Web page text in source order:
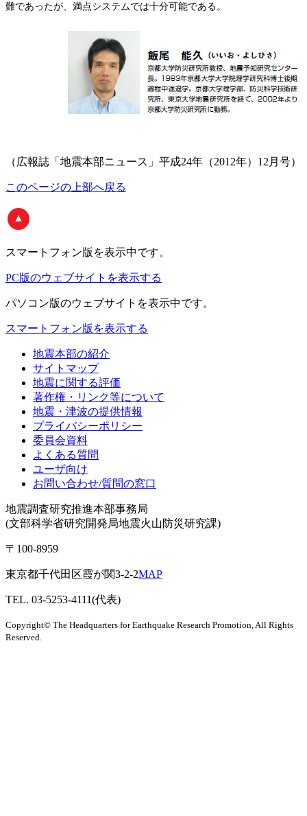
難であったが、満点システムでは十分可能である。
（広報誌「地震本部ニュース」平成24年（2012年）12月号）
このページの上部へ戻る
スマートフォン版 を表示中です。
PC版のウェブサイトを表示する
パソコン版のウェブサイトを表示中です。
スマートフォン版を表示する
地震本部の紹介
サイトマップ
地震に関する評価
著作権・リンク等について
地震・津波の提供情報
プライバシーポリシー
委員会資料
よくある質問
ユーザ向け
お問い合わせ/質問の窓口
地震調査研究推進本部事務局
(文部科学省研究開発局地震火山防災研究課)
〒100-8959
東京都千代田区霞が関3-2-2MAP
TEL. 03-5253-4111(代表)
Copyright© The Headquarters for Earthquake Research Promotion, All Rights
Reserved.